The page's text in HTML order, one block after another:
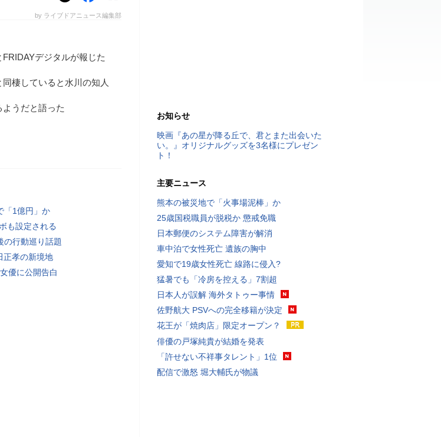
by ライブドアニュース編集部
デジタルが報じた
棲していると水川の知人
うだと語った
「1億円」か
も設定される
の行動巡り話題
正孝の新境地
優に公開告白
お知らせ
映画『あの星が降る丘で、君とまた出会いた
い。』オリジナルグッズを3名様にプレゼン
ト！
主要ニュース
熊本の被災地で「火事場泥棒」か
25歳国税職員が脱税か 懲戒免職
日本郵便のシステム障害が解消
車中泊で女性死亡 遺族の胸中
愛知で19歳女性死亡 線路に侵入?
猛暑でも「冷房を控える」7割超
日本人が誤解 海外タトゥー事情
佐野航大 PSVへの完全移籍が決定
花王が「焼肉店」限定オープン？
俳優の戸塚純貴が結婚を発表
「許せない不祥事タレント」1位
配信で激怒 堀大輔氏が物議